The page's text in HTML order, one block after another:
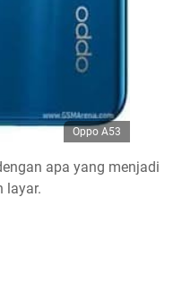
Oppo A53
apa yang menjadi
layar.